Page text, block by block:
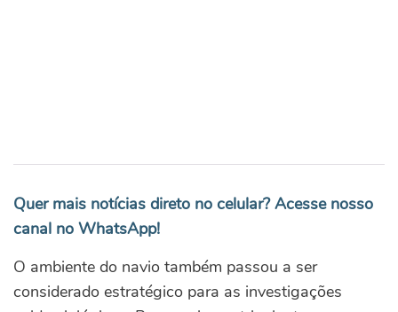
Quer mais notícias direto no celular? Acesse nosso
canal no WhatsApp!
O ambiente do navio também passou a ser
considerado estratégico para as investigações